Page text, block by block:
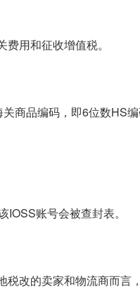
用和征收增值税。
商品编码，即6位数HS
账号会被查封表。
改的卖家和物流商而言